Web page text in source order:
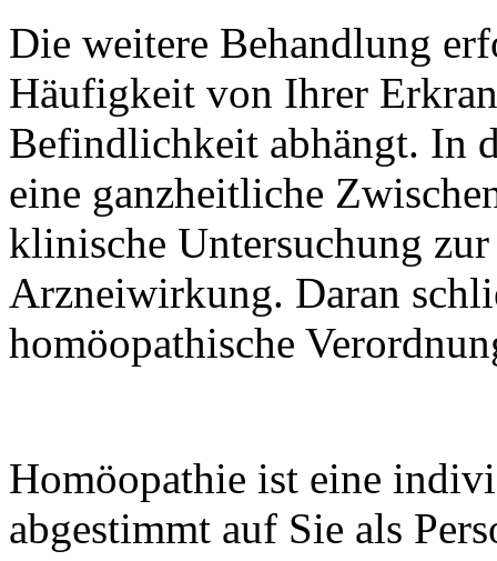
Die weitere Behandlung
Häufigkeit von Ihrer
Befindlichkeit abhängt. In
eine ganzheitliche
klinische Untersuchung
Arzneiwirkung. Daran
homöopathische
Homöopathie ist eine
abgestimmt auf Sie als